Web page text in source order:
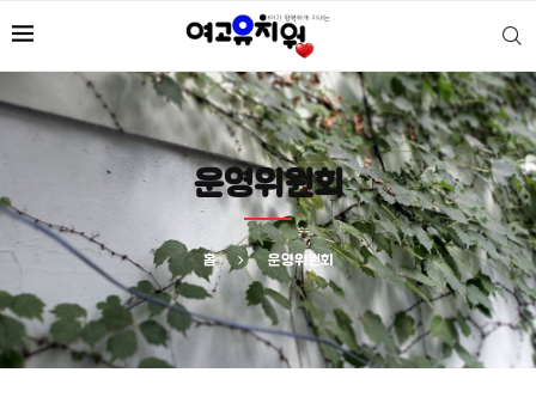
운영위원회
홈 운영위원회